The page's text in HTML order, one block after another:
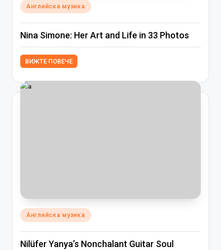
Posted
in
Английска музика
Nina Simone: Her Art and Life in 33 Photos
ВИЖТЕ ПОВЕЧЕ
Posted
in
Английска музика
Nilüfer Yanya’s Nonchalant Guitar Soul